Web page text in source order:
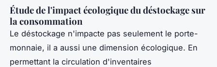
Étude de l'impact écologique du déstockage sur
la consommation
Le déstockage n'impacte pas seulement le porte-
monnaie, il a aussi une dimension écologique. En
permettant la circulation d'inventaires